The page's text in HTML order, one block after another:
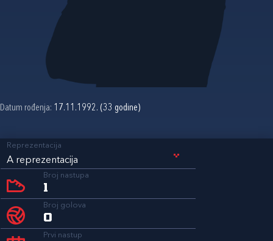
Datum rođenja: 17.11.1992. (33 godine)
Reprezentacija
A reprezentacija
Broj nastupa
1
Broj golova
0
Prvi nastup